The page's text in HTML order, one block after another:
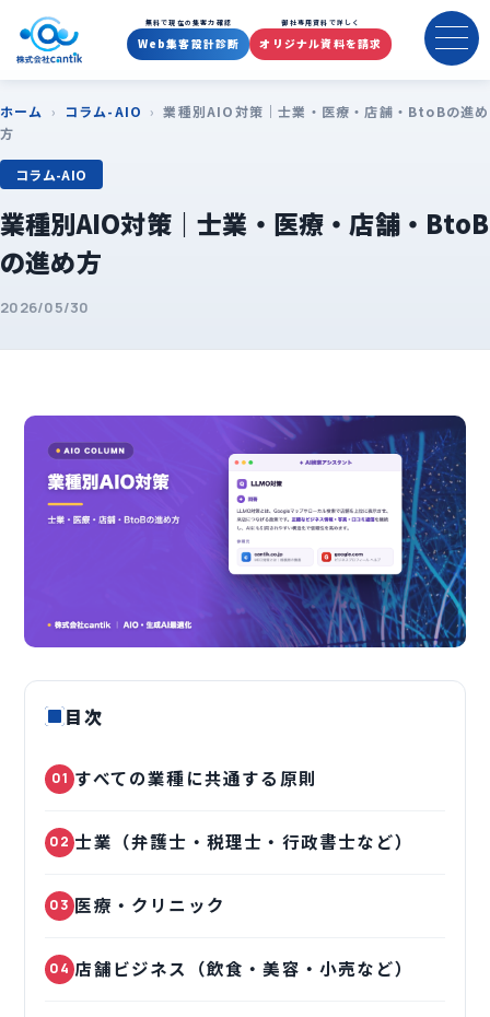
無料で現在の集客力確認
Web集客設計診断
御社専用資料で詳しく
オリジナル資料を請求
ホーム › コラム-AIO › 業種別AIO対策｜士業・医療・店舗・BtoBの進め
方
コラム-AIO
業種別AIO対策｜士業・医療・店舗・BtoB
の進め方
2026/05/30
目次
01 すべての業種に共通する原則
02 士業（弁護士・税理士・行政書士など）
03 医療・クリニック
04 店舗ビジネス（飲食・美容・小売など）